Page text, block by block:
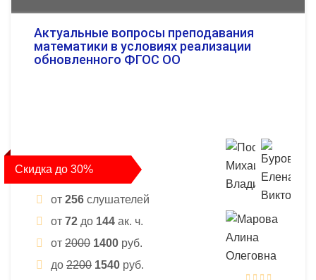
Актуальные вопросы преподавания
математики в условиях реализации
обновленного ФГОС ОО
Скидка до 30%
от 256 слушателей
от 72 до 144 ак. ч.
от 2000 1400 руб.
до 2200 1540 руб.